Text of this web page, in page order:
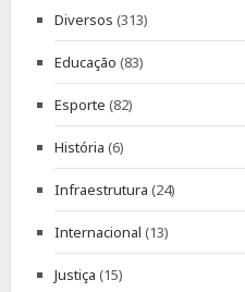
Diversos (313)
Educação (83)
Esporte (82)
História (6)
Infraestrutura (24)
Internacional (13)
Justiça (15)